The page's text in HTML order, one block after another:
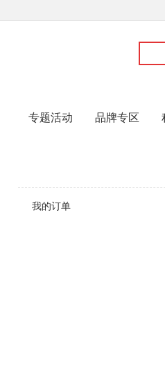
pa真人网站 pa真人网站 pa真人网站
专题活动 品牌专区
我的订单